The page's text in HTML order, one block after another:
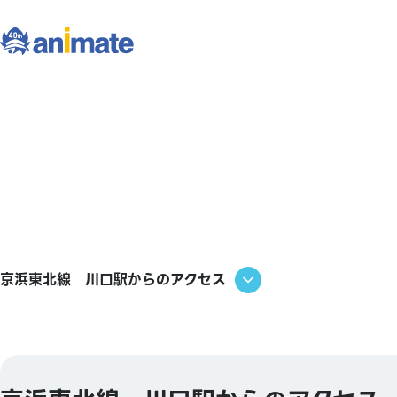
京浜東北線 川口駅からのアクセス